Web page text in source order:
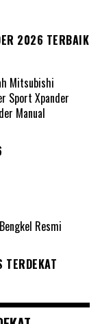
2026 TERBAIK
TERDEKAT